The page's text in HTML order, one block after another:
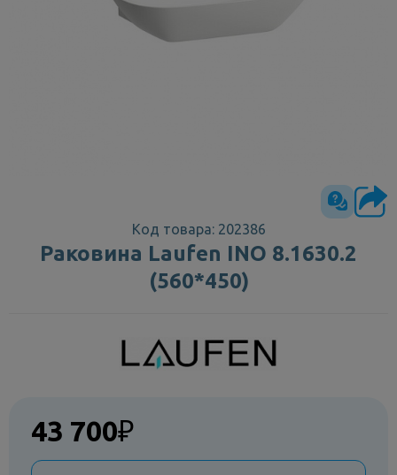
Код товара: 202386
Раковина Laufen INO 8.1630.2
(560*450)
43 700₽